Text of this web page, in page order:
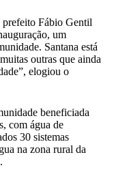
prefeito Fábio Gentil
um
Santana está
outras que ainda
elogiou o
beneficiada
com água de
30 sistemas
na zona rural da